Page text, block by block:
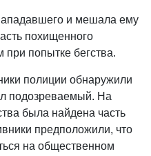
и мешала ему
похищенного
попытке бегства.
полиции обнаружили
подозреваемый. На
была найдена часть
предположили, что
на общественном